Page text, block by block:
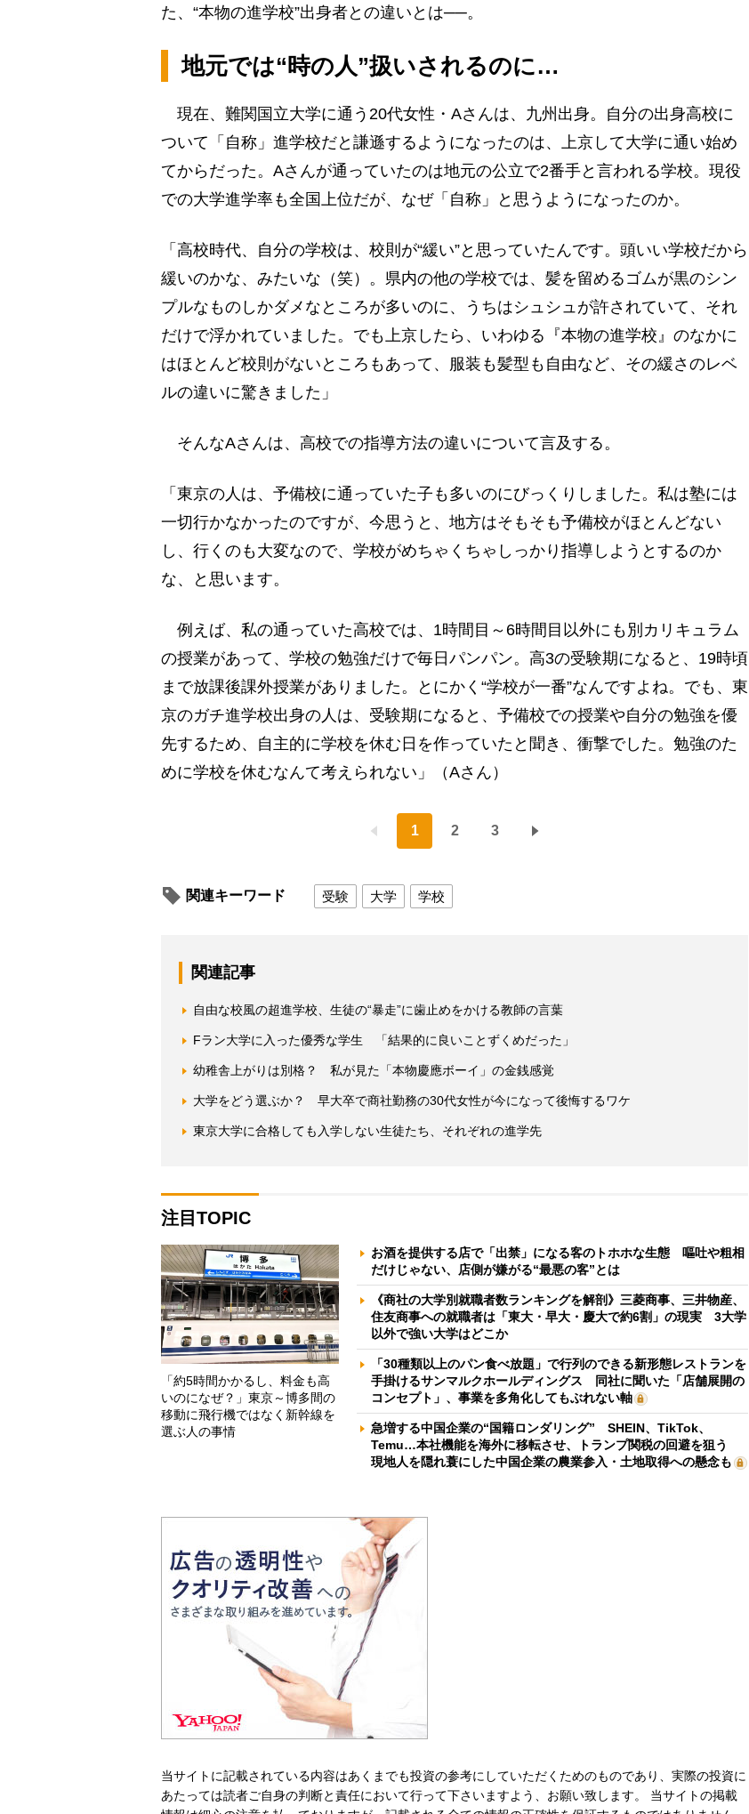
た、“本物の進学校”出身者との違いとは──。
地元では“時の人”扱いされるのに…
現在、難関国立大学に通う20代女性・Aさんは、九州出身。自分の出身高校に
ついて「自称」進学校だと謙遜するようになったのは、上京して大学に通い始め
てからだった。Aさんが通っていたのは地元の公立で2番手と言われる学校。現役
での大学進学率も全国上位だが、なぜ「自称」と思うようになったのか。
「高校時代、自分の学校は、校則が“緩い”と思っていたんです。頭いい学校だから
緩いのかな、みたいな（笑）。県内の他の学校では、髪を留めるゴムが黒のシン
プルなものしかダメなところが多いのに、うちはシュシュが許されていて、それ
だけで浮かれていました。でも上京したら、いわゆる『本物の進学校』のなかに
はほとんど校則がないところもあって、服装も髪型も自由など、その緩さのレベ
ルの違いに驚きました」
そんなAさんは、高校での指導方法の違いについて言及する。
「東京の人は、予備校に通っていた子も多いのにびっくりしました。私は塾には
一切行かなかったのですが、今思うと、地方はそもそも予備校がほとんどない
し、行くのも大変なので、学校がめちゃくちゃしっかり指導しようとするのか
な、と思います。
例えば、私の通っていた高校では、1時間目～6時間目以外にも別カリキュラム
の授業があって、学校の勉強だけで毎日パンパン。高3の受験期になると、19時頃
まで放課後課外授業がありました。とにかく“学校が一番”なんですよね。でも、東
京のガチ進学校出身の人は、受験期になると、予備校での授業や自分の勉強を優
先するため、自主的に学校を休む日を作っていたと聞き、衝撃でした。勉強のた
めに学校を休むなんて考えられない」（Aさん）
1 2 3
関連キーワード 受験 大学 学校
関連記事
自由な校風の超進学校、生徒の“暴走”に歯止めをかける教師の言葉
Fラン大学に入った優秀な学生 「結果的に良いことずくめだった」
幼稚舎上がりは別格？ 私が見た「本物慶應ボーイ」の金銭感覚
大学をどう選ぶか？ 早大卒で商社勤務の30代女性が今になって後悔するワケ
東京大学に合格しても入学しない生徒たち、それぞれの進学先
注目TOPIC
「約5時間かかるし、料金も高
いのになぜ？」東京～博多間の
移動に飛行機ではなく新幹線を
選ぶ人の事情
お酒を提供する店で「出禁」になる客のトホホな生態 嘔吐や粗相
だけじゃない、店側が嫌がる“最悪の客”とは
《商社の大学別就職者数ランキングを解剖》三菱商事、三井物産、
住友商事への就職者は「東大・早大・慶大で約6割」の現実 3大学
以外で強い大学はどこか
「30種類以上のパン食べ放題」で行列のできる新形態レストランを
手掛けるサンマルクホールディングス 同社に聞いた「店舗展開の
コンセプト」、事業を多角化してもぶれない軸
急増する中国企業の“国籍ロンダリング” SHEIN、TikTok、
Temu…本社機能を海外に移転させ、トランプ関税の回避を狙う
現地人を隠れ蓑にした中国企業の農業参入・土地取得への懸念も
当サイトに記載されている内容はあくまでも投資の参考にしていただくためのものであり、実際の投資に
あたっては読者ご自身の判断と責任において行って下さいますよう、お願い致します。 当サイトの掲載